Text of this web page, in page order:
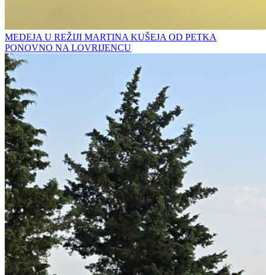
MEDEJA U REŽIJI MARTINA KUŠEJA OD PETKA
PONOVNO NA LOVRIJENCU